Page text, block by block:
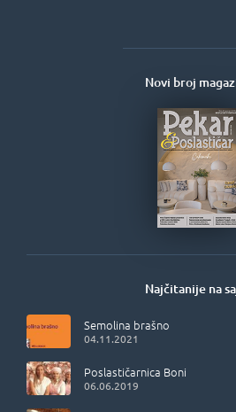
Najčitanije na
Semolina brašno
04.11.2021
Poslastičarnica Boni
06.06.2019
Novi broj